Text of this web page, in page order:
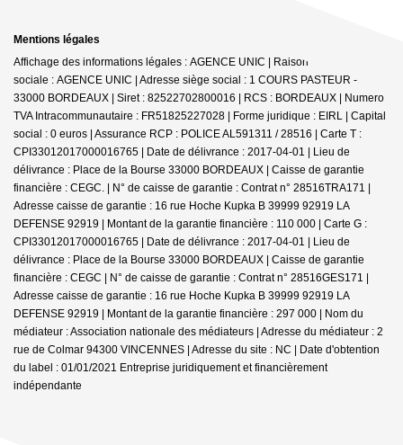
Mentions légales
Affichage des informations légales : AGENCE UNIC | Raison
sociale : AGENCE UNIC | Adresse siège social : 1 COURS PASTEUR -
33000 BORDEAUX | Siret : 82522702800016 | RCS : BORDEAUX | Numero
TVA Intracommunautaire : FR51825227028 | Forme juridique : EIRL | Capital
social : 0 euros | Assurance RCP : POLICE AL591311 / 28516 | Carte T :
CPI33012017000016765 | Date de délivrance : 2017-04-01 | Lieu de
délivrance : Place de la Bourse 33000 BORDEAUX | Caisse de garantie
financière : CEGC. | N° de caisse de garantie : Contrat n° 28516TRA171 |
Adresse caisse de garantie : 16 rue Hoche Kupka B 39999 92919 LA
DEFENSE 92919 | Montant de la garantie financière : 110 000 | Carte G :
CPI33012017000016765 | Date de délivrance : 2017-04-01 | Lieu de
délivrance : Place de la Bourse 33000 BORDEAUX | Caisse de garantie
financière : CEGC | N° de caisse de garantie : Contrat n° 28516GES171 |
Adresse caisse de garantie : 16 rue Hoche Kupka B 39999 92919 LA
DEFENSE 92919 | Montant de la garantie financière : 297 000 | Nom du
médiateur : Association nationale des médiateurs | Adresse du médiateur : 2
rue de Colmar 94300 VINCENNES | Adresse du site : NC | Date d'obtention
du label : 01/01/2021 Entreprise juridiquement et financièrement
indépendante